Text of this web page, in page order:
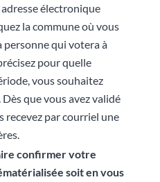
électronique
la commune où vous
personne qui votera à
pour quelle
vous souhaitez
que vous avez validé
recevez par courriel une
confirmer votre
soit en vous